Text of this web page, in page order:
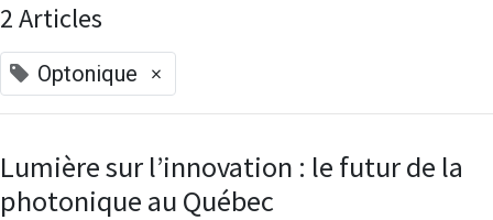
2 Articles
Optonique ×
Lumière sur l’innovation : le futur de la
photonique au Québec